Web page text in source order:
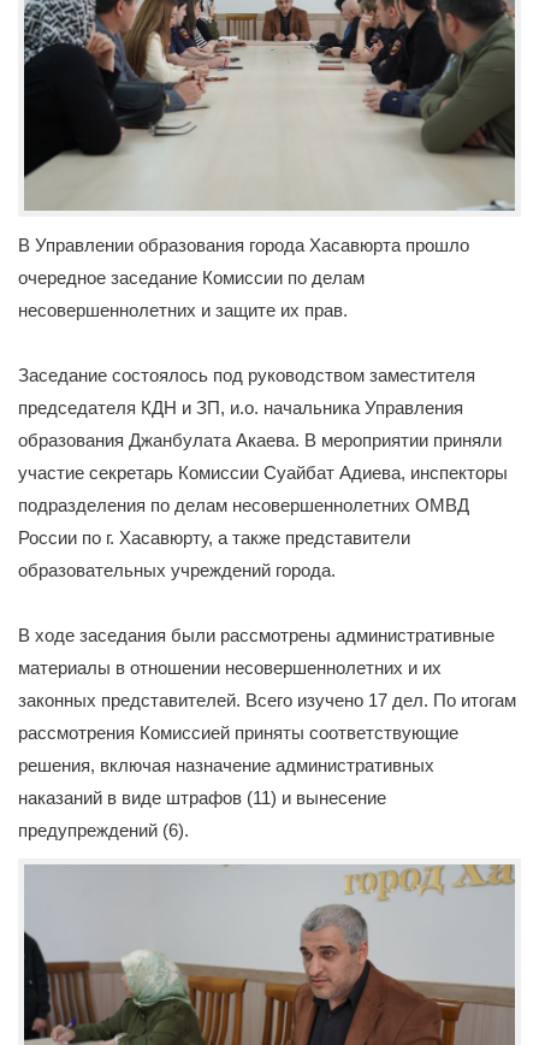
В Управлении образования города Хасавюрта прошло
очередное заседание Комиссии по делам
несовершеннолетних и защите их прав.
Заседание состоялось под руководством заместителя
председателя КДН и ЗП, и.о. начальника Управления
образования Джанбулата Акаева. В мероприятии приняли
участие секретарь Комиссии Суайбат Адиева, инспекторы
подразделения по делам несовершеннолетних ОМВД
России по г. Хасавюрту, а также представители
образовательных учреждений города.
В ходе заседания были рассмотрены административные
материалы в отношении несовершеннолетних и их
законных представителей. Всего изучено 17 дел. По итогам
рассмотрения Комиссией приняты соответствующие
решения, включая назначение административных
наказаний в виде штрафов (11) и вынесение
предупреждений (6).